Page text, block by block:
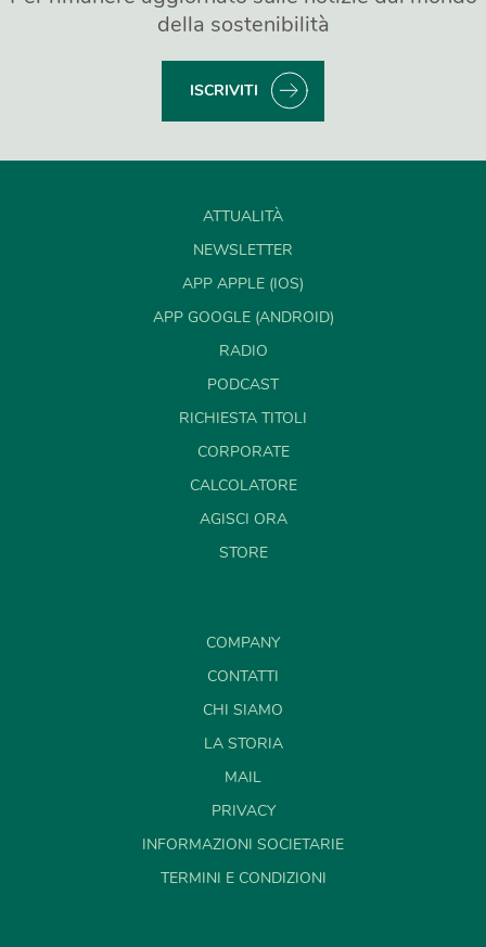
della sostenibilità
ISCRIVITI
ATTUALITÀ
NEWSLETTER
APP APPLE (IOS)
APP GOOGLE (ANDROID)
RADIO
PODCAST
RICHIESTA TITOLI
CORPORATE
CALCOLATORE
AGISCI ORA
STORE
COMPANY
CONTATTI
CHI SIAMO
LA STORIA
MAIL
PRIVACY
INFORMAZIONI SOCIETARIE
TERMINI E CONDIZIONI